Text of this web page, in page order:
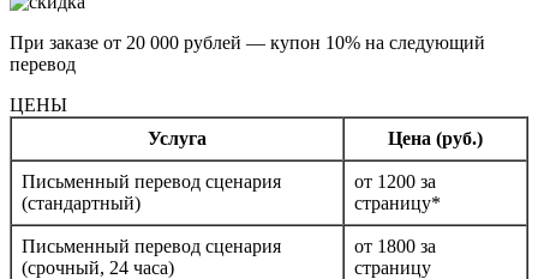
При заказе от 20 000 рублей — купон 10% на следующий
перевод
ЦЕНЫ
Услуга
Цена (руб.)
Письменный перевод сценария
(стандартный)
от 1200 за
страницу*
Письменный перевод сценария
(срочный, 24 часа)
от 1800 за
страницу